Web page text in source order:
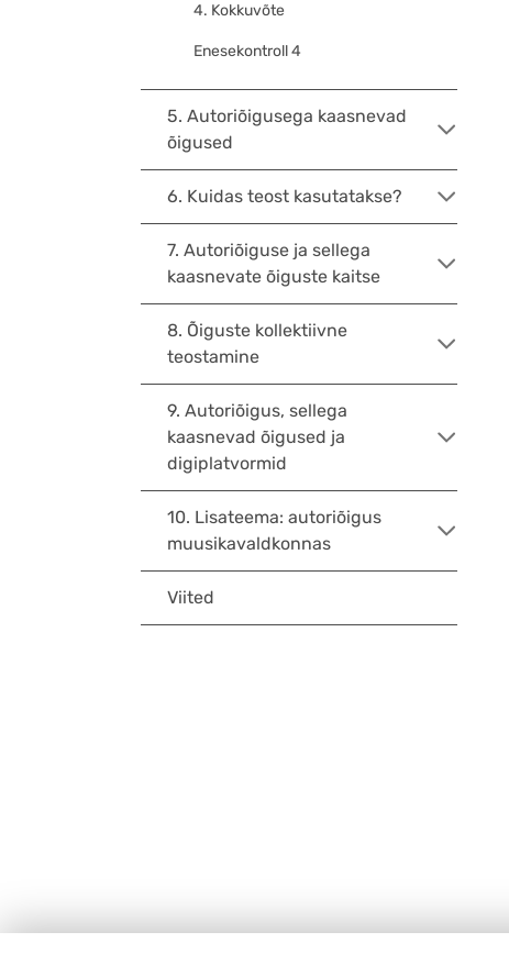
4. Kokkuvõte
Enesekontroll 4
5. Autoriõigusega kaasnevad
õigused
6. Kuidas teost kasutatakse?
7. Autoriõiguse ja sellega
kaasnevate õiguste kaitse
8. Õiguste kollektiivne
teostamine
9. Autoriõigus, sellega
kaasnevad õigused ja
digiplatvormid
10. Lisateema: autoriõigus
muusikavaldkonnas
Viited